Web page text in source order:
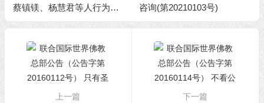
蔡镇镁、杨慧君等人行为不
端的处理决定
咨询(第20210103号)
上一篇
下一篇